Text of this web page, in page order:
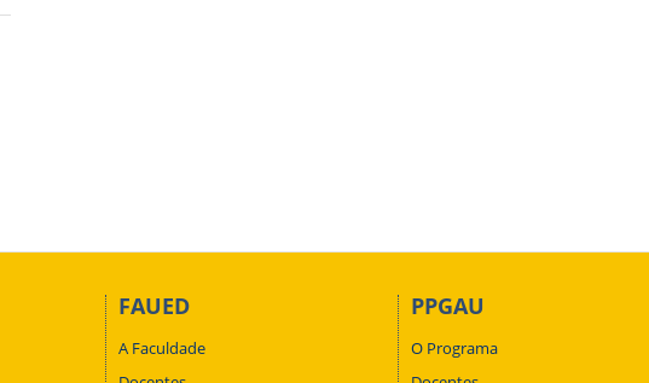
FAUED
A Faculdade
PPGAU
O Programa